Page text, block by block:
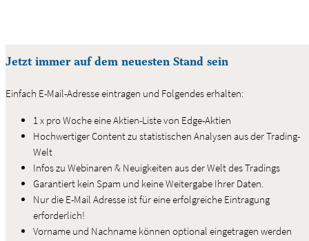
Jetzt immer auf dem neuesten Stand sein
Einfach E-Mail-Adresse eintragen und Folgendes erhalten:
1 x pro Woche eine Aktien-Liste von Edge-Aktien
Hochwertiger Content zu statistischen Analysen aus der Trading-
Welt
Infos zu Webinaren & Neuigkeiten aus der Welt des Tradings
Garantiert kein Spam und keine Weitergabe Ihrer Daten.
Nur die E-Mail Adresse ist für eine erfolgreiche Eintragung
erforderlich!
Vorname und Nachname können optional eingetragen werden